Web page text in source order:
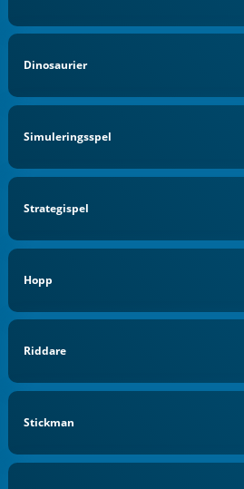
Dinosaurier
Simuleringsspel
Strategispel
Hopp
Riddare
Stickman